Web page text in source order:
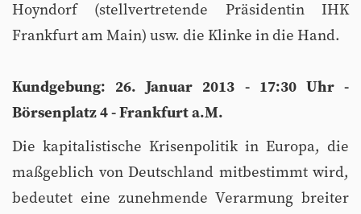
Hoyndorf (stellvertretende Präsidentin IHK
Frankfurt am Main) usw. die Klinke in die Hand.
Kundgebung: 26. Januar 2013 - 17:30 Uhr -
Börsenplatz 4 - Frankfurt a.M.
Die kapitalistische Krisenpolitik in Europa, die
maßgeblich von Deutschland mitbestimmt wird,
bedeutet eine zunehmende Verarmung breiter